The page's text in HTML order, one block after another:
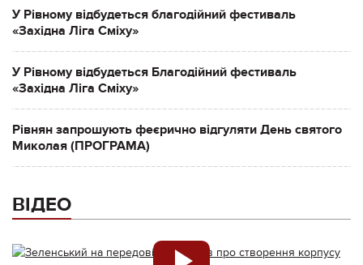
У Рівному відбудеться благодійний фестиваль
«Західна Ліга Сміху»
У Рівному відбудеться Благодійний фестиваль
«Західна Ліга Сміху»
Рівнян запрошують феєрично відгуляти День святого
Миколая (ПРОГРАМА)
ВІДЕО